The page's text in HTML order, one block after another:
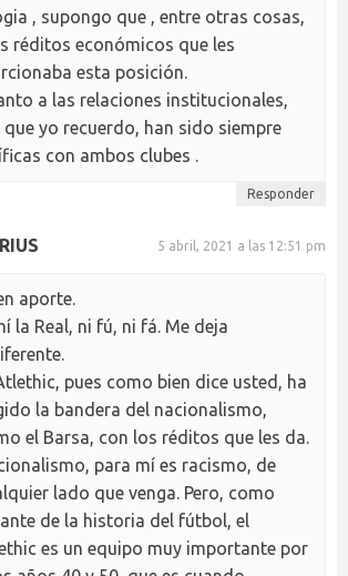
, supongo que , entre otras cosas,
réditos económicos que les
esta posición.
a las relaciones institucionales,
yo recuerdo, han sido siempre
con ambos clubes .
Responder
5 abril, 2021 a las 12:51 pm
aporte.
la Real, ni fú, ni fá. Me deja
pues como bien dice usted, ha
la bandera del nacionalismo,
el Barsa, con los réditos que les da.
para mí es racismo, de
lado que venga. Pero, como
de la historia del fútbol, el
es un equipo muy importante por